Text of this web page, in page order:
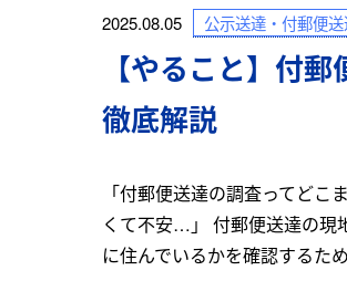
2025.08.05 公示送達・付郵便
【やること】付
徹底解説
「付郵便送達の調査ってど
くて不安…」 付郵便送達の現
に住んでいるかを確認するた